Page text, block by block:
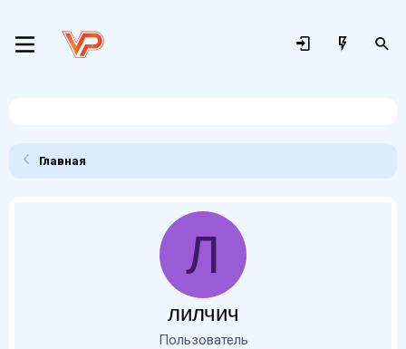
Главная
Л
лилчич
Пользователь